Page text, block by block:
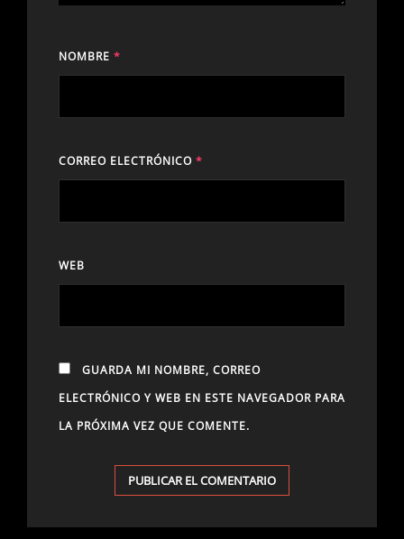
NOMBRE *
CORREO ELECTRÓNICO *
WEB
GUARDA MI NOMBRE, CORREO
ELECTRÓNICO Y WEB EN ESTE NAVEGADOR PARA
LA PRÓXIMA VEZ QUE COMENTE.